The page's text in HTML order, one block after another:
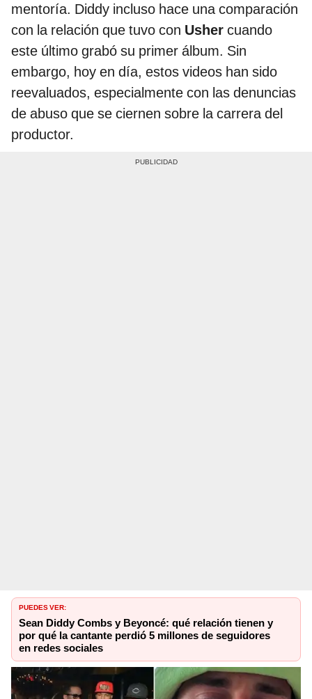
mentoría. Diddy incluso hace una comparación
con la relación que tuvo con Usher cuando
este último grabó su primer álbum. Sin
embargo, hoy en día, estos videos han sido
reevaluados, especialmente con las denuncias
de abuso que se ciernen sobre la carrera del
productor.
PUEDES VER:
Sean Diddy Combs y Beyoncé: qué relación tienen y
por qué la cantante perdió 5 millones de seguidores
en redes sociales